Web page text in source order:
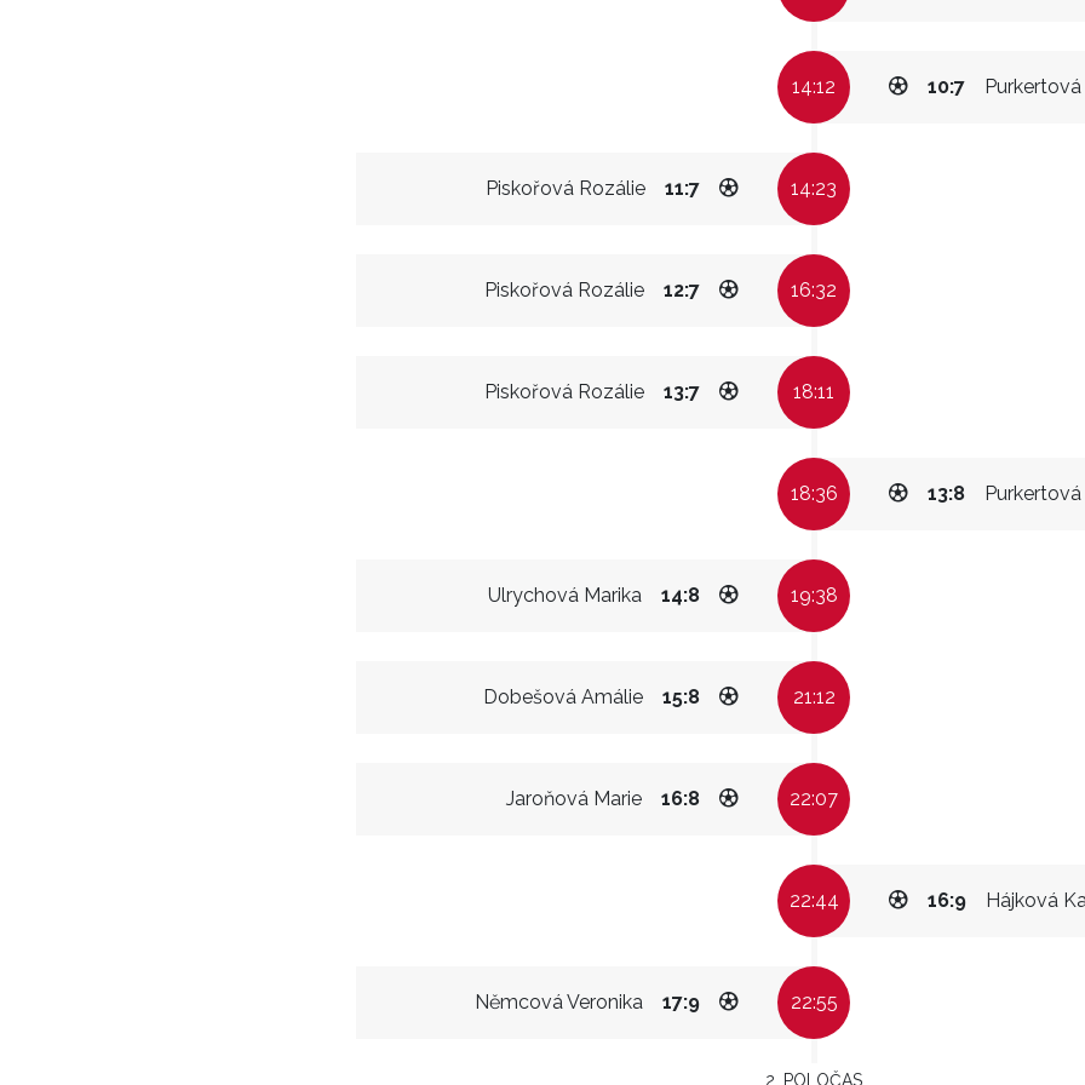
14:12 10:7
Piskořová Rozálie 11:7 14:23
Piskořová Rozálie 12:7 16:32
Piskořová Rozálie 13:7 18:11
18:36 13:8
Ulrychová Marika 14:8 19:38
Dobešová Amálie 15:8 21:12
Jaroňová Marie 16:8 22:07
22:44 Hájková
16:9
Němcová Veronika 17:9 22:55
2. POLOČAS